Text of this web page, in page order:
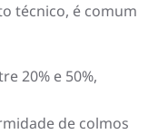
técnico, é comum
20% e 50%,
de colmos